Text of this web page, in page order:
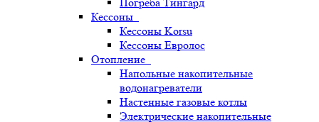
Кессоны
Кессоны Korsu
Кессоны Евролос
Отопление
Напольные накопительные
водонагреватели
Настенные газовые котлы
Электрические накопительные